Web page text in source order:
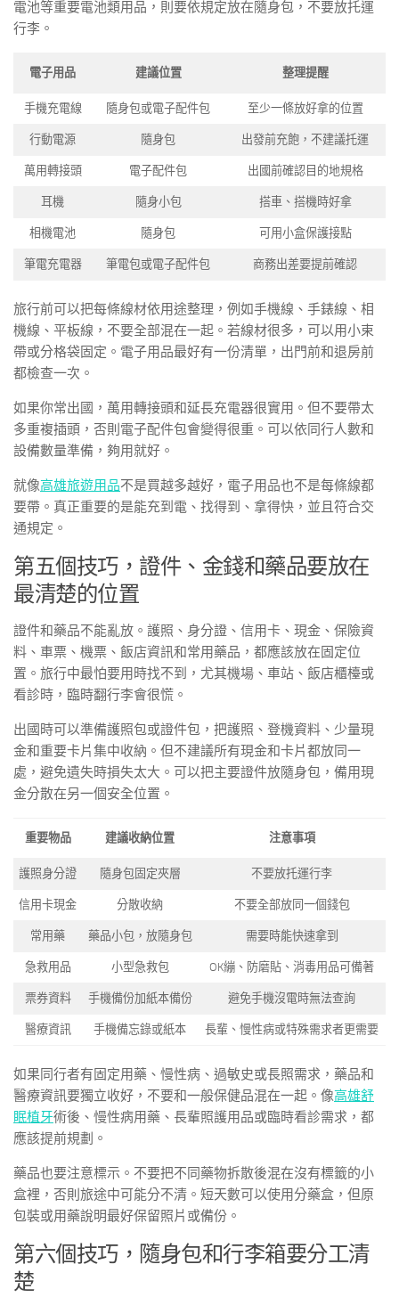
電池等重要電池類用品，則要依規定放在隨身包，不要放托運
行李。
電子用品 建議位置 整理提醒
手機充電線 隨身包或電子配件包 至少一條放好拿的位置
行動電源 隨身包 出發前充飽，不建議托運
萬用轉接頭 電子配件包 出國前確認目的地規格
耳機 隨身小包 搭車、搭機時好拿
相機電池 隨身包 可用小盒保護接點
筆電充電器 筆電包或電子配件包 商務出差要提前確認
旅行前可以把每條線材依用途整理，例如手機線、手錶線、相
機線、平板線，不要全部混在一起。若線材很多，可以用小束
帶或分格袋固定。電子用品最好有一份清單，出門前和退房前
都檢查一次。
如果你常出國，萬用轉接頭和延長充電器很實用。但不要帶太
多重複插頭，否則電子配件包會變得很重。可以依同行人數和
設備數量準備，夠用就好。
就像高雄旅遊用品不是買越多越好，電子用品也不是每條線都
要帶。真正重要的是能充到電、找得到、拿得快，並且符合交
通規定。
第五個技巧，證件、金錢和藥品要放在
最清楚的位置
證件和藥品不能亂放。護照、身分證、信用卡、現金、保險資
料、車票、機票、飯店資訊和常用藥品，都應該放在固定位
置。旅行中最怕要用時找不到，尤其機場、車站、飯店櫃檯或
看診時，臨時翻行李會很慌。
出國時可以準備護照包或證件包，把護照、登機資料、少量現
金和重要卡片集中收納。但不建議所有現金和卡片都放同一
處，避免遺失時損失太大。可以把主要證件放隨身包，備用現
金分散在另一個安全位置。
重要物品 建議收納位置 注意事項
護照身分證 隨身包固定夾層 不要放托運行李
信用卡現金 分散收納 不要全部放同一個錢包
常用藥 藥品小包，放隨身包 需要時能快速拿到
急救用品 小型急救包 OK繃、防磨貼、消毒用品可備著
票券資料 手機備份加紙本備份 避免手機沒電時無法查詢
醫療資訊 手機備忘錄或紙本 長輩、慢性病或特殊需求者更需要
如果同行者有固定用藥、慢性病、過敏史或長照需求，藥品和
醫療資訊要獨立收好，不要和一般保健品混在一起。像高雄舒
眠植牙術後、慢性病用藥、長輩照護用品或臨時看診需求，都
應該提前規劃。
藥品也要注意標示。不要把不同藥物拆散後混在沒有標籤的小
盒裡，否則旅途中可能分不清。短天數可以使用分藥盒，但原
包裝或用藥說明最好保留照片或備份。
第六個技巧，隨身包和行李箱要分工清
楚